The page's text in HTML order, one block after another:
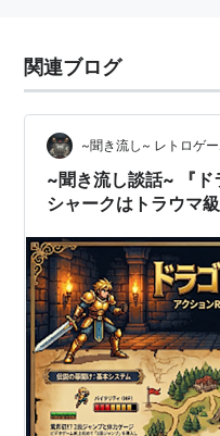
プレーヤーはステージ中
が、ステージには重力
「2段ジャンプ」などを
あったりする。
プレイヤーにはマップ
ータが設定されており
撃を受けたりするとバ
バイタリティがゼロに
ムオーバーとなる。
各ステージには、足を
部屋を出られない小ボ
る中ボスの竜などが存
そのステージはクリア
関連ブログ
~聞き流し~ レトロゲ
~聞き流し談話~ 『
シャークはトラウマ